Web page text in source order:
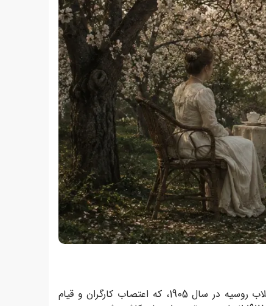
» در سراسر نمایشنامه به زبان می آورد، در روسیه گسترش می یافت. انقلاب روسیه در سال 1905، که اعتصاب کارگران و قیام